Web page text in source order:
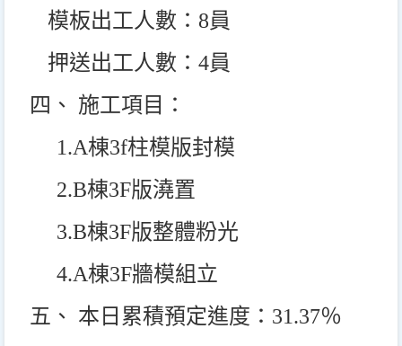
模板出工人數：8員
押送出工人數：4員
四、 施工項目：
1.A棟3f柱模版封模
2.B棟3F版澆置
3.B棟3F版整體粉光
4.A棟3F牆模組立
五、 本日累積預定進度：31.37％